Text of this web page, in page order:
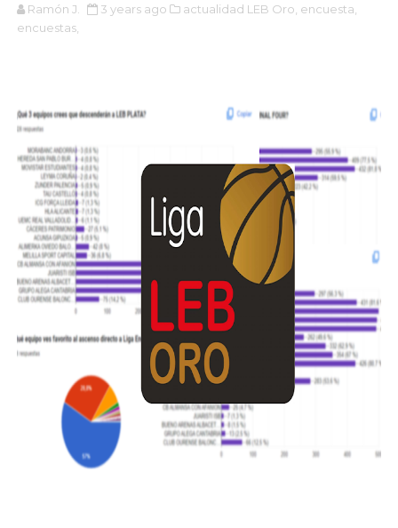
Ramón J. 3 years ago actualidad LEB Oro, encuesta,
encuestas,